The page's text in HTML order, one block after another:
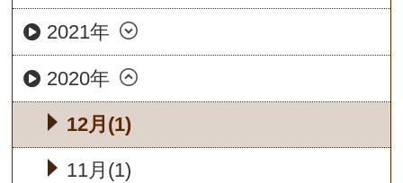
2021年
2020年
12月(1)
11月(1)